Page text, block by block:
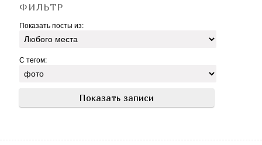
ФИЛЬТР
Показать посты из:
С тегом: